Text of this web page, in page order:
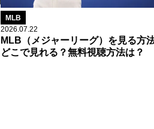
MLB
2026.07.22
MLB（メジャーリーグ）を見る方法
どこで見れる？無料視聴方法は？